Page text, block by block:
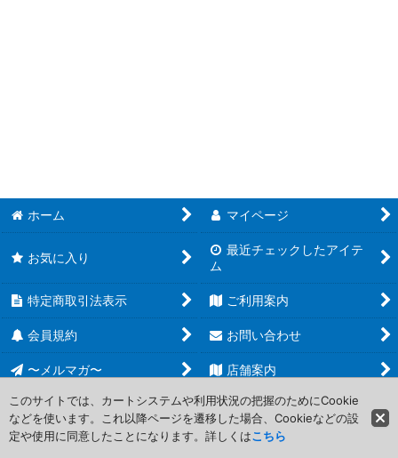
ホーム マイページ
お気に入り
最近チェックしたアイテ
ム
特定商取引法表示 ご利用案内
会員規約 お問い合わせ
〜メルマガ〜 店舗案内
Copyright (C) 2006-2017 PROJECT CORE Corporation. All Rights
Reserved.
このサイトでは、カートシステムや利用状況の把握のためにCookie
などを使います。これ以降ページを遷移した場合、Cookieなどの設
定や使用に同意したことになります。詳しくはこちら